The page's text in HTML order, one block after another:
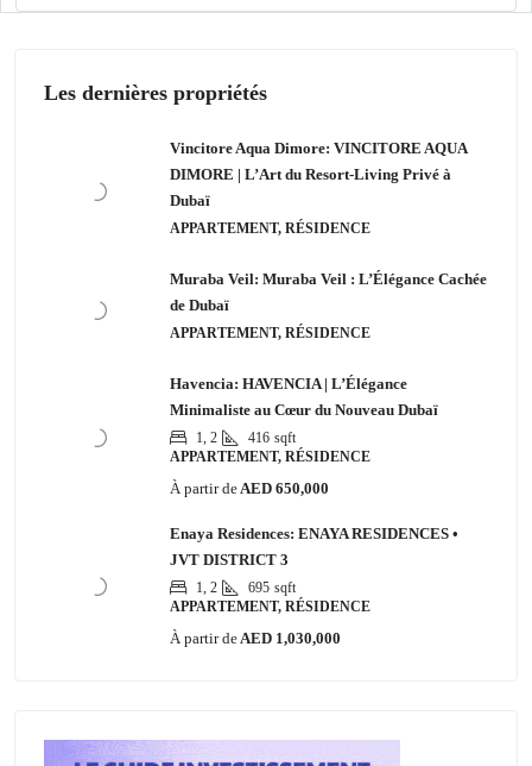
Les dernières propriétés
Vincitore Aqua Dimore: VINCITORE AQUA
DIMORE | L’Art du Resort-Living Privé à
Dubaï
APPARTEMENT, RÉSIDENCE
Muraba Veil: Muraba Veil : L’Élégance Cachée
de Dubaï
APPARTEMENT, RÉSIDENCE
Havencia: HAVENCIA | L’Élégance
Minimaliste au Cœur du Nouveau Dubaï
1, 2 416 sqft
APPARTEMENT, RÉSIDENCE
À partir deAED 650,000
Enaya Residences: ENAYA RESIDENCES •
JVT DISTRICT 3
1, 2 695 sqft
APPARTEMENT, RÉSIDENCE
À partir deAED 1,030,000